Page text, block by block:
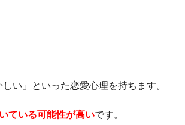
い」といった恋愛心理を持ちます。
ている可能性が高いです。